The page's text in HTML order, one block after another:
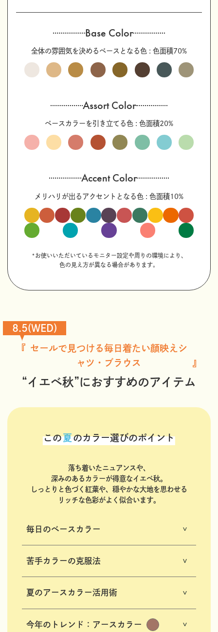
Base Color
全体の雰囲気を決めるベースとなる色 : 色面積70%
Assort Color
ベースカラーを引き立てる色 : 色面積20%
Accent Color
メリハリが出るアクセントとなる色 : 色面積10%
*お使いいただいているモニター設定や周りの環境により、
色の見え方が異なる場合があります。
8.5(WED)
セールで見つける毎日着たい顔映えシ
ャツ・ブラウス
“イエベ秋”におすすめのアイテム
この夏のカラー選びのポイント
落ち着いたニュアンスや、
深みのあるカラーが得意なイエベ秋。
しっとりと色づく紅葉や、穏やかな大地を思わせる
リッチな色彩がよく似合います。
毎日のベースカラー
苦手カラーの克服法
夏のアースカラー活用術
今年のトレンド：アースカラー